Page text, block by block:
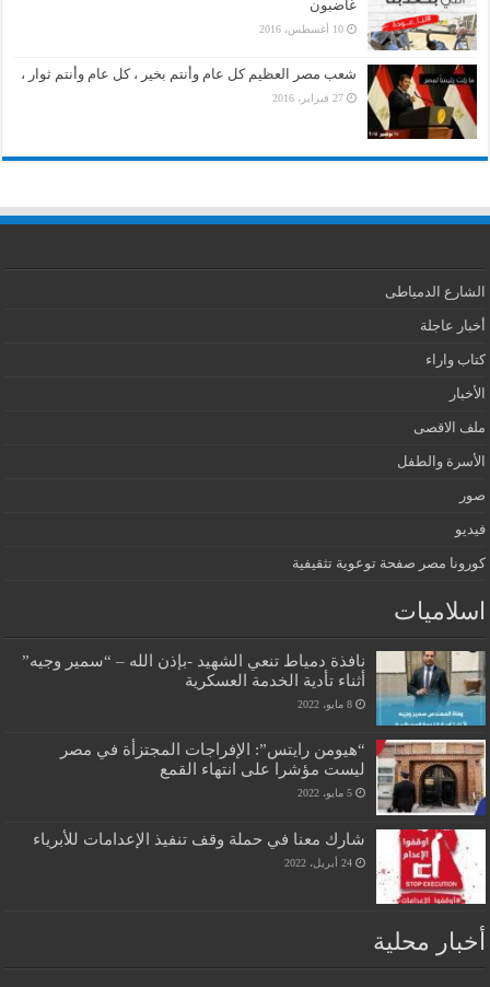
غاضبون
10 أغسطس، 2016
شعب مصر العظيم كل عام وأنتم بخير ، كل عام وأنتم ثوار ،
27 فبراير، 2016
الشارع الدمياطى
أخبار عاجلة
كتاب واراء
الأخبار
ملف الاقصى
الأسرة والطفل
صور
فيديو
كورونا مصر صفحة توعوية تثقيفية
اسلاميات
نافذة دمياط تنعي الشهيد -بإذن الله – “سمير وجيه”
أثناء تأدية الخدمة العسكرية
8 مايو، 2022
“هيومن رايتس”: الإفراجات المجتزأة في مصر
ليست مؤشرا على انتهاء القمع
5 مايو، 2022
شارك معنا في حملة وقف تنفيذ الإعدامات للأبرياء
24 أبريل، 2022
أخبار محلية